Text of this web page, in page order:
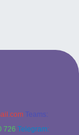
Teams:
726 Telegram: